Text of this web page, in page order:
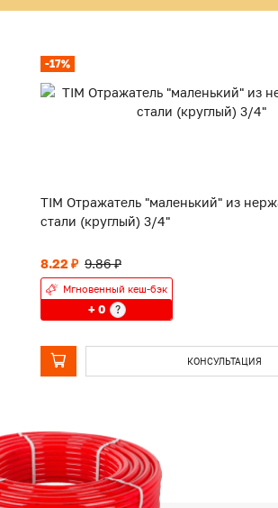
-17%
TIM Отражатель "маленький" из
стали (круглый) 3/4"
8.22 ₽ 9.86 ₽
Мгновенный кеш-бэк
+ 0 ?
КОНСУЛЬТАЦИЯ